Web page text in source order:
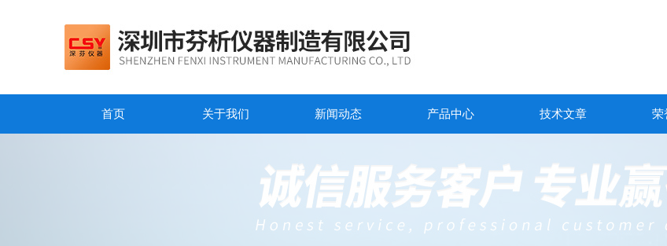
首页 关于我们 新闻动态 产品中心 技术文章 荣